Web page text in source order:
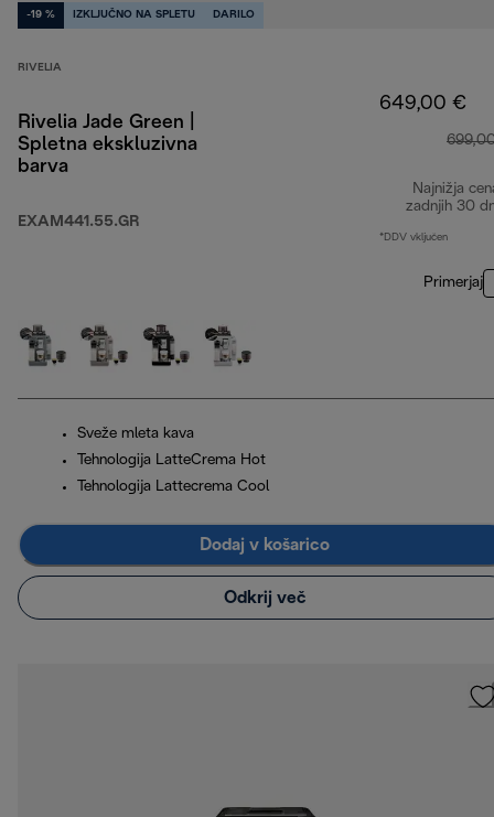
-19 % IZKLJUČNO NA SPLETU DARILO
RIVELIA
Rivelia Jade Green |
Spletna ekskluzivna
barva
EXAM441.55.GR
649,00 €
Najnižja
zadnjih 30
*DDV vključen
Primerjaj
Sveže mleta kava
Tehnologija LatteCrema Hot
Tehnologija Lattecrema Cool
Dodaj v košarico
Odkrij več